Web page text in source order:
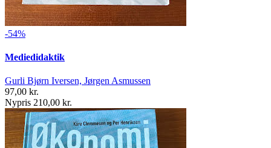
-54%
Mediedidaktik
Gurli Bjørn Iversen, Jørgen Asmussen
97,00 kr.
Nypris 210,00 kr.